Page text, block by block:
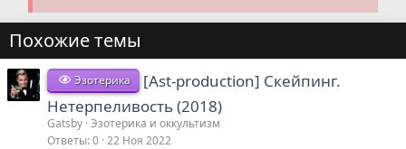
Похожие темы
Эзотерика
[Аst-production] Скейпинг.
Нетерпеливость (2018)
Gatsby Эзотерика и оккультизм
Ответы 0 22 Ноя 2022